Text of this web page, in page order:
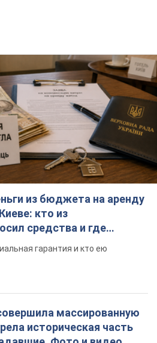
из бюджета на аренду
кто из
средства и где
гарантия и кто ею
массированную
историческая часть
Фото и видео
в две соседние
двое погибших, 13